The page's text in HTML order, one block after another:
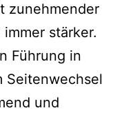
zunehmender
immer stärker.
Führung in
Seitenwechsel
und